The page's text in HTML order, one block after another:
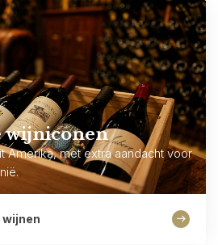
wijniconen
Amerika, met extra aandacht voor